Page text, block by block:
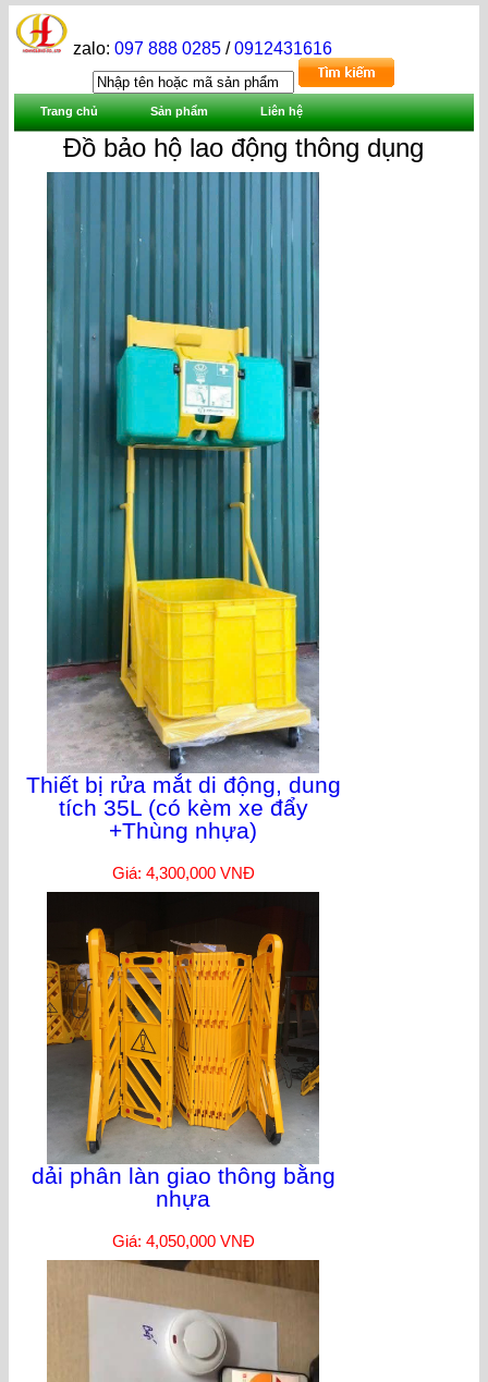
zalo:097 888 0285 /0912431616
Trang chủ Sản phẩm Liên hệ
Đồ bảo hộ lao động thông dụng
Thiết bị rửa mắt di động, dung
tích 35L (có kèm xe đẩy
+Thùng nhựa)
Giá: 4,300,000 VNĐ
dải phân làn giao thông bằng
nhựa
Giá: 4,050,000 VNĐ